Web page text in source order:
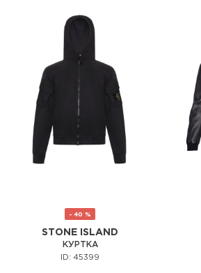
- 40 %
STONE ISLAND
КУРТКА
ID: 45399